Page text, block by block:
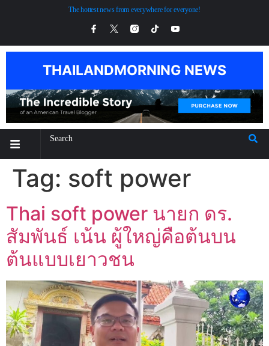
The hottest news from everywhere for everyone!
THAILANDMORNING NEWS
Tag: soft power
Thai soft power นายก ดร.
สัมพันธ์ เน้น ผู้ใหญ่คือต้นบน
ต้นแบบเยาวชน